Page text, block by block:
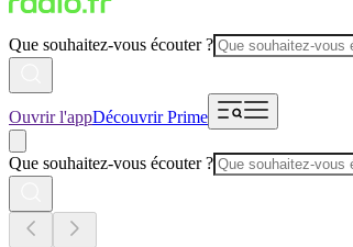
Que souhaitez-vous écouter ?
Ouvrir l'appDécouvrir Prime
Que souhaitez-vous écouter ?